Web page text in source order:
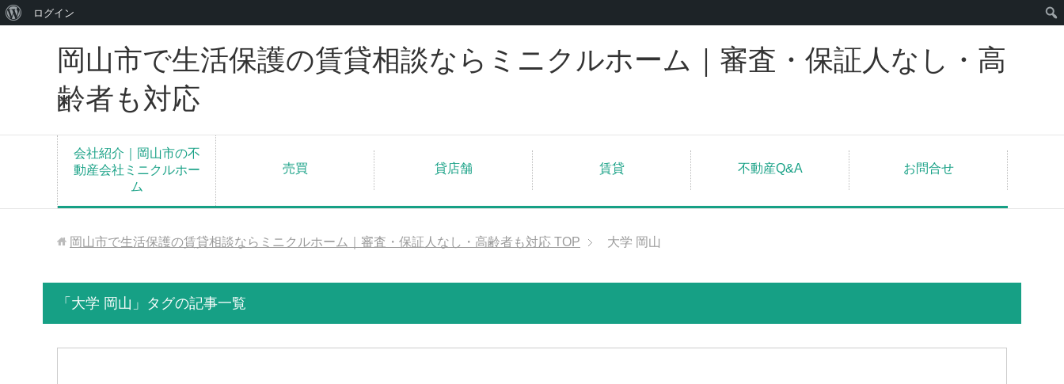
岡山市で生活保護の賃貸相談ならミニクルホーム｜審査・保証人なし・高
齢者も対応
会社紹介｜岡山市の不
動産会社ミニクルホー
ム
売買 貸店舗 賃貸 不動産Q&A お問合せ
岡山市で生活保護の賃貸相談ならミニクルホーム｜審査・保証人なし・高齢者も対応 TOP 大学 岡山
「大学 岡山」タグの記事一覧
WordPress
ログイン